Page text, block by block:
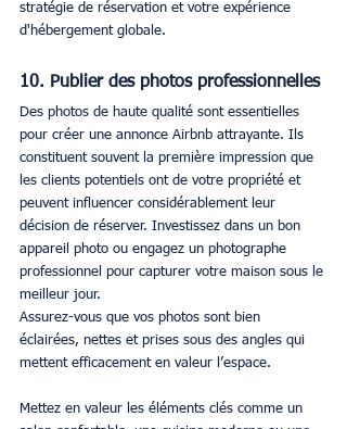
stratégie de réservation et votre expérience
d'hébergement globale.
10. Publier des photos professionnelles
Des photos de haute qualité sont essentielles
pour créer une annonce Airbnb attrayante. Ils
constituent souvent la première impression que
les clients potentiels ont de votre propriété et
peuvent influencer considérablement leur
décision de réserver. Investissez dans un bon
appareil photo ou engagez un photographe
professionnel pour capturer votre maison sous le
meilleur jour.
Assurez-vous que vos photos sont bien
éclairées, nettes et prises sous des angles qui
mettent efficacement en valeur l’espace.
Mettez en valeur les éléments clés comme un